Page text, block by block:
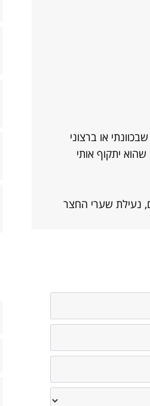
או ברצוני
יתקוף אותי
נעילת שערי החצר